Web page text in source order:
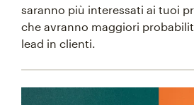
saranno più interessati ai tuoi
che avranno maggiori
lead in clienti.